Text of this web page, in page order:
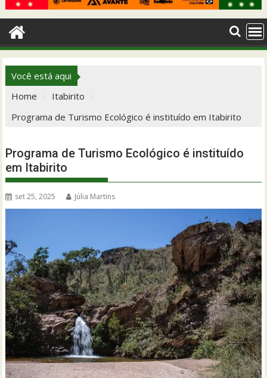
Você está aqui
Home
Itabirito
Programa de Turismo Ecológico é instituído em Itabirito
Programa de Turismo Ecológico é instituído
em Itabirito
set 25, 2025 Júlia Martins